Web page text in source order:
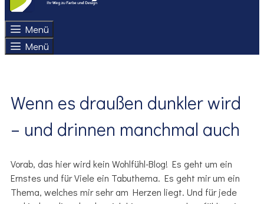
Menü
Menü
Wenn es draußen dunkler wird
– und drinnen manchmal auch
Vorab, das hier wird kein Wohlfühl-Blog! Es geht um ein
Ernstes und für Viele ein Tabuthema. Es geht mir um ein
Thema, welches mir sehr am Herzen liegt. Und für jede